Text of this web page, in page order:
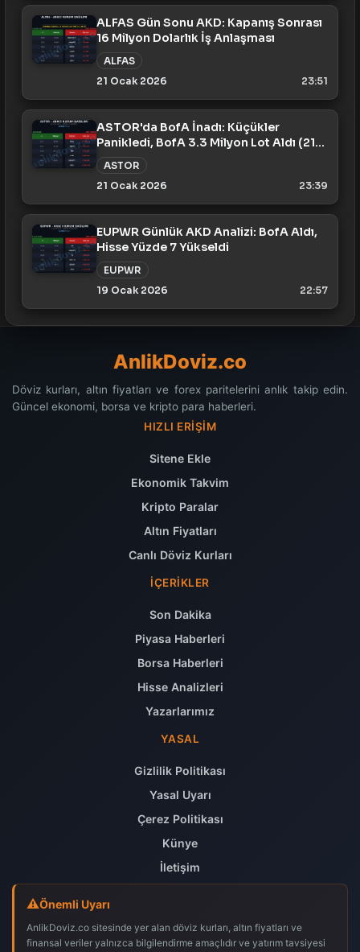
ALFAS Gün Sonu AKD: Kapanış Sonrası
16 Milyon Dolarlık İş Anlaşması
ALFAS
21 Ocak 2026
23:51
ASTOR'da BofA İnadı: Küçükler
Panikledi, BofA 3.3 Milyon Lot Aldı (21
Ocak)
ASTOR
21 Ocak 2026
23:39
EUPWR Günlük AKD Analizi: BofA Aldı,
Hisse Yüzde 7 Yükseldi
EUPWR
19 Ocak 2026
22:57
AnlikDoviz.co
Döviz kurları, altın fiyatları ve forex paritelerini anlık takip edin.
Güncel ekonomi, borsa ve kripto para haberleri.
HIZLI ERIŞIM
Sitene Ekle
Ekonomik Takvim
Kripto Paralar
Altın Fiyatları
Canlı Döviz Kurları
İÇERIKLER
Son Dakika
Piyasa Haberleri
Borsa Haberleri
Hisse Analizleri
Yazarlarımız
YASAL
Gizlilik Politikası
Yasal Uyarı
Çerez Politikası
Künye
İletişim
Önemli Uyarı
AnlikDoviz.co sitesinde yer alan döviz kurları, altın fiyatları ve
finansal veriler yalnızca bilgilendirme amaçlıdır ve yatırım tavsiyesi